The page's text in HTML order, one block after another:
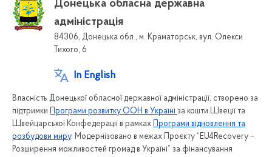
Донецька обласна державна
адміністрація
84306, Донецька обл., м. Краматорськ, вул. Олекси
Тихого, 6
In English
Власність Донецької обласної державної адміністрації, створено за
підтримки Програми розвитку ООН в Україні за кошти Швеції та
Швейцарської Конфедерації в рамках Програми відновлення та
розбудови миру. Модернізовано в межах Проєкту “EU4Recovery –
Розширення можливостей громад в Україні” за фінансування